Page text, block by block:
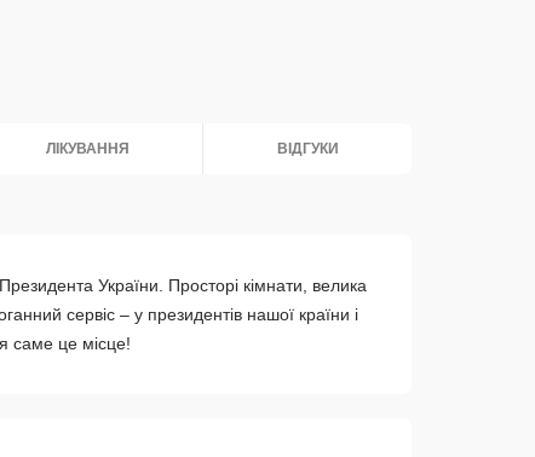
ЛІКУВАННЯ ВІДГУКИ
України. Просторі кімнати, велика
сервіс – у президентів нашої країни і
саме це місце!